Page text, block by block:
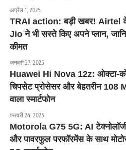
अप्रैल 1, 2025
TRAI action: बड़ी खबर! Airtel
Jio ने भी सस्ते किए अपने प्लान,
कीमत
जनवरी 27, 2025
Huawei Hi Nova 12z: ओक्टा-
चिपसेट प्रोसेसर और बेहतरीन 108
वाला स्मार्टफोन
फ़रवरी 24, 2025
Motorola G75 5G: AI
और पावरफुल परफॉरमेंस के साथ